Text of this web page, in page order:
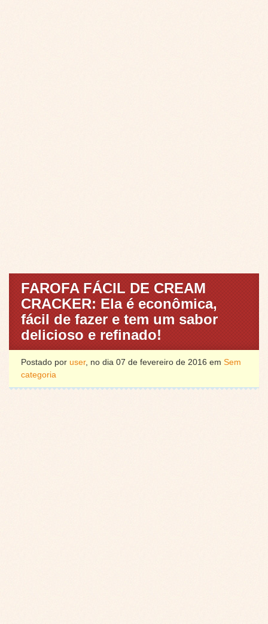
FAROFA FÁCIL DE CREAM
CRACKER: Ela é econômica,
fácil de fazer e tem um sabor
delicioso e refinado!
Postado por user, no dia 07 de fevereiro de 2016 em Sem
categoria